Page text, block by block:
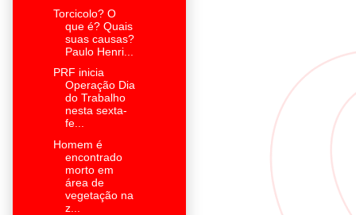
Torcicolo? O
que é? Quais
suas causas?
Paulo Henri...
PRF inicia
Operação Dia
do Trabalho
nesta sexta-
fe...
Homem é
encontrado
morto em
área de
vegetação na
z...